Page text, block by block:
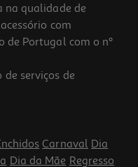
1.5 Mt
na qualidade de
com
de Portugal com o nº
serviços de
Carnaval Dia
Dia da Mãe Regresso